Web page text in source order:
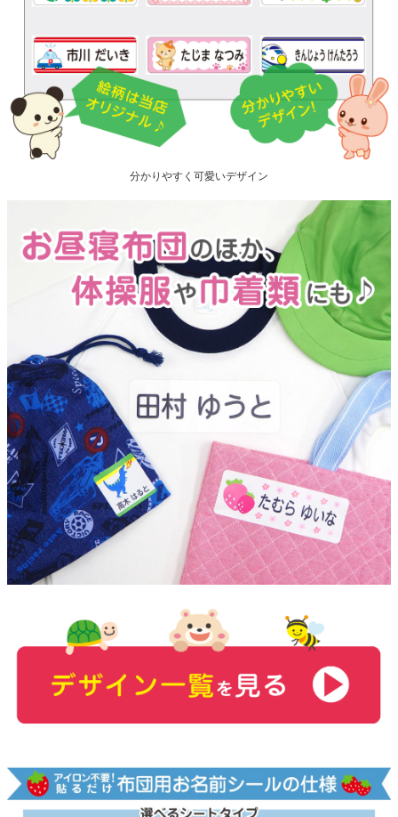
分かりやすく可愛いデザイン